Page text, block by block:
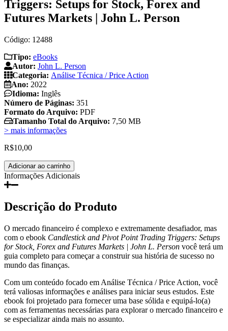
Triggers: Setups for Stock, Forex and
Futures Markets | John L. Person
Código: 12488
Tipo: eBooks
Autor: John L. Person
Categoria: Análise Técnica / Price Action
Ano: 2022
Idioma: Inglês
Número de Páginas: 351
Formato do Arquivo: PDF
Tamanho Total do Arquivo: 7,50 MB
> mais informações
R$10,00
Candlestick
and
Pivot
Trading
Triggers:
for
Stock,
Forex
and
Futures
|
John
L.
Person
quantidade
Adicionar ao carrinho
Informações Adicionais
Descrição do Produto
O mercado financeiro é complexo e extremamente desafiador, mas
com o ebook Candlestick and Pivot Point Trading Triggers: Setups
for Stock, Forex and Futures Markets | John L. Person você terá um
guia completo para começar a construir sua história de sucesso no
mundo das finanças.
Com um conteúdo focado em Análise Técnica / Price Action, você
terá valiosas informações e análises para iniciar seus estudos. Este
ebook foi projetado para fornecer uma base sólida e equipá-lo(a)
com as ferramentas necessárias para explorar o mercado financeiro e
se especializar ainda mais no assunto.